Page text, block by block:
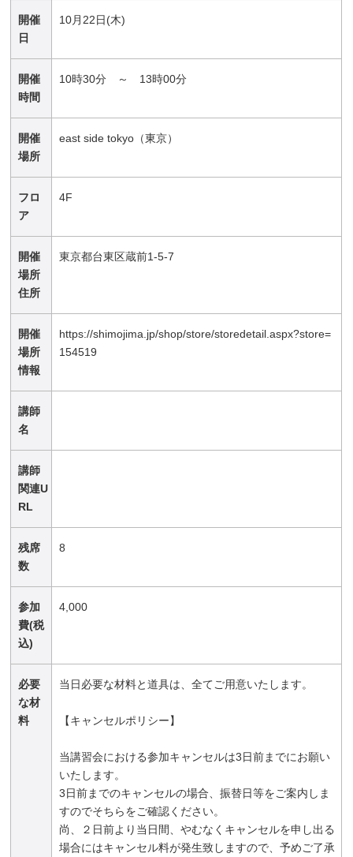
開催
日
10月22日(木)
開催
時間
10時30分 ～ 13時00分
開催
場所
east side tokyo（東京）
フロ
ア
4F
開催
場所
住所
東京都台東区蔵前1-5-7
開催
場所
情報
https://shimojima.jp/shop/store/storedetail.aspx?store=
154519
講師
名
講師
関連U
RL
残席
数
8
参加
費(税
込)
4,000
必要
な材
料
当日必要な材料と道具は、全てご用意いたします。
【キャンセルポリシー】
当講習会における参加キャンセルは3日前までにお願い
いたします。
3日前までのキャンセルの場合、振替日等をご案内しま
すのでそちらをご確認ください。
尚、２日前より当日間、やむなくキャンセルを申し出る
場合にはキャンセル料が発生致しますので、予めご了承